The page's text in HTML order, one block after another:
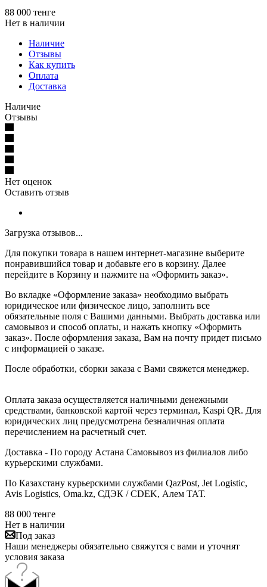
88 000 тенге
Нет в наличии
Наличие
Отзывы
Как купить
Оплата
Доставка
Наличие
Отзывы
Нет оценок
Оставить отзыв
Загрузка отзывов...
Для покупки товара в нашем интернет-магазине выберите
понравившийся товар и добавьте его в корзину. Далее
перейдите в Корзину и нажмите на «Оформить заказ».
Во вкладке «Оформление заказа» необходимо выбрать
юридическое или физическое лицо, заполнить все
обязательные поля с Вашими данными. Выбрать доставка или
самовывоз и способ оплаты, и нажать кнопку «Оформить
заказ». После оформления заказа, Вам на почту придет письмо
с информацией о заказе.
После обработки, сборки заказа с Вами свяжется менеджер.
Оплата заказа осуществляется наличными денежными
средствами, банковской картой через терминал, Kaspi QR. Для
юридических лиц предусмотрена безналичная оплата
перечислением на расчетный счет.
Доставка - По городу Астана Самовывоз из филиалов либо
курьерскими службами.
По Казахстану курьерскими службами QazPost, Jet Logistic,
Avis Logistics, Oma.kz, СДЭК / CDEK, Алем ТАТ.
88 000 тенге
Нет в наличии
Под заказ
Наши менеджеры обязательно свяжутся с вами и уточнят
условия заказа